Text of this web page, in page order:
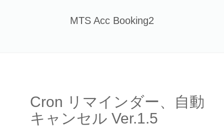
MTS Acc Booking2
Cron リマインダー、自動
キャンセル Ver.1.5